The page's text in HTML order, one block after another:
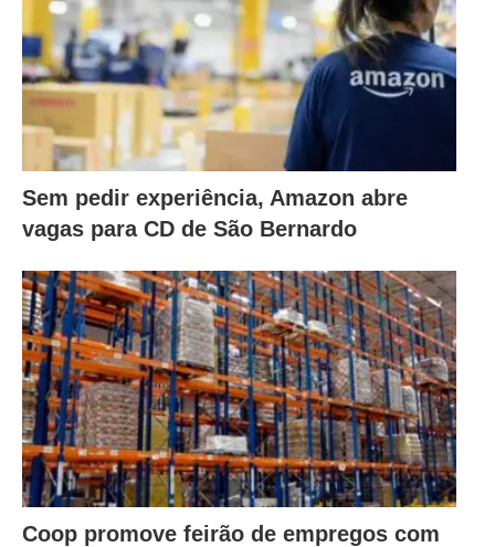
Sem pedir experiência, Amazon abre
vagas para CD de São Bernardo
Coop promove feirão de empregos com